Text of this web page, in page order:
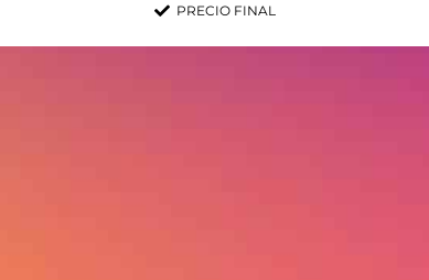
PRECIO FINAL